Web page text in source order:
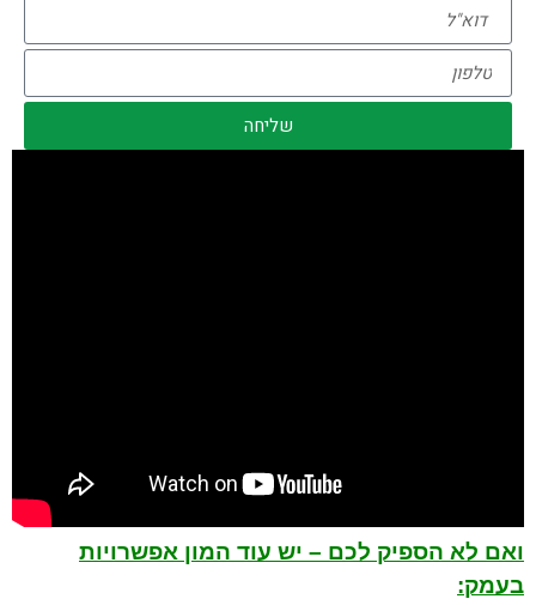
שליחה
ואם לא הספיק לכם – יש עוד המון אפשרויות
בעמק: